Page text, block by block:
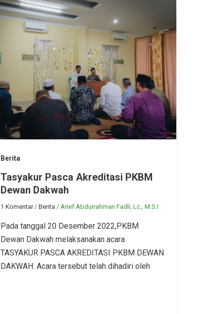
Berita
Tasyakur Pasca Akreditasi PKBM
Dewan Dakwah
1 Komentar /Berita /Arief Abdurrahman Fadli, Lc., M.S.I
Pada tanggal 20 Desember 2022,PKBM
Dewan Dakwah melaksanakan acara
TASYAKUR PASCA AKREDITASI PKBM DEWAN
DAKWAH. Acara tersebut telah dihadiri oleh